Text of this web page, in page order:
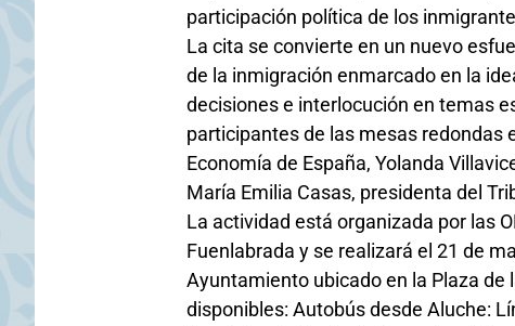
participación política de los
La cita se convierte en un nuevo
de la inmigración enmarcado en la
decisiones e interlocución en temas
participantes de las mesas redondas
Economía de España, Yolanda
María Emilia Casas, presidenta del
La actividad está organizada por las
Fuenlabrada y se realizará el 21 de
Ayuntamiento ubicado en la Plaza
disponibles: Autobús desde Aluche: